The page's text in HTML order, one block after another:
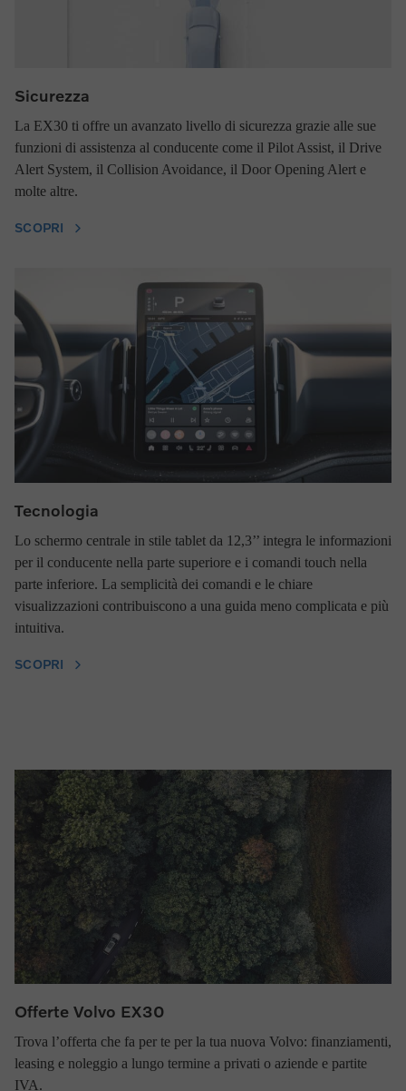
Sicurezza
La EX30 ti offre un avanzato livello di sicurezza grazie alle sue
funzioni di assistenza al conducente come il Pilot Assist, il Drive
Alert System, il Collision Avoidance, il Door Opening Alert e
molte altre.
SCOPRI
Tecnologia
Lo schermo centrale in stile tablet da 12,3’’ integra le informazioni
per il conducente nella parte superiore e i comandi touch nella
parte inferiore. La semplicità dei comandi e le chiare
visualizzazioni contribuiscono a una guida meno complicata e più
intuitiva.
SCOPRI
Offerte Volvo EX30
Trova l’offerta che fa per te per la tua nuova Volvo: finanziamenti,
leasing e noleggio a lungo termine a privati o aziende e partite
IVA.